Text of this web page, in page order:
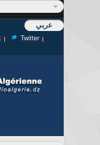
عربي
Twitter